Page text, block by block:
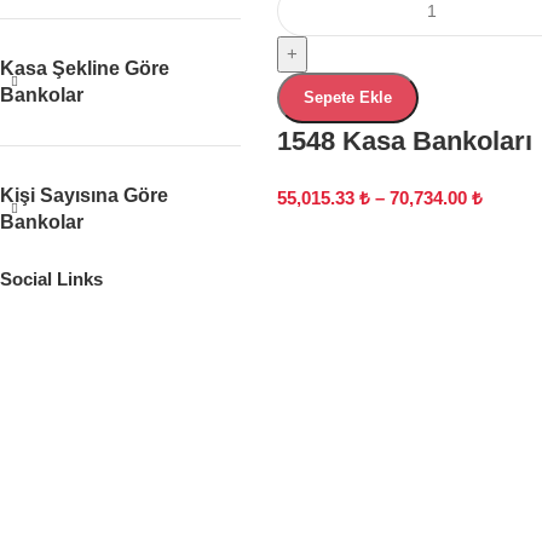
Kasa Şekline Göre
Bankolar
Kişi Sayısına Göre
Bankolar
+
Sepete Ekle
1548 Kasa Bankoları
55,015.33 ₺ – 70,734.00 ₺
Social Links